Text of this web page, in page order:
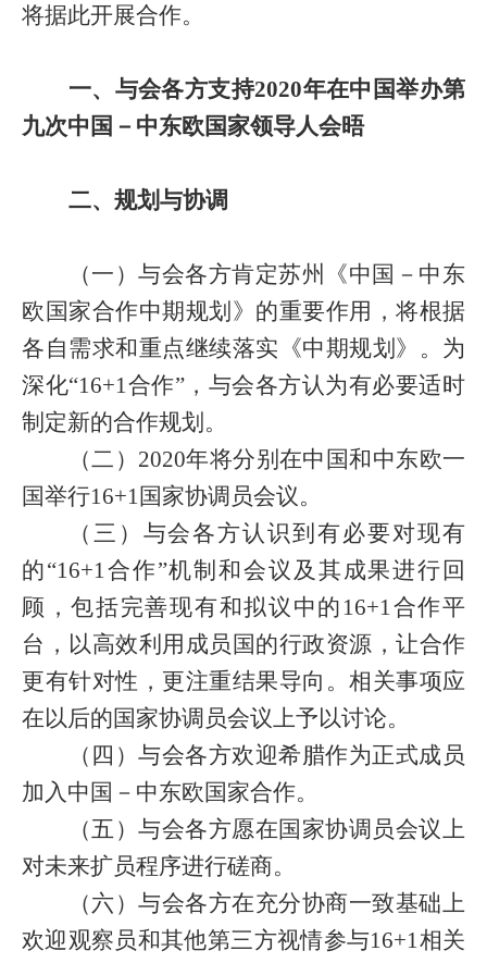
将据此开展合作。
一、与会各方支持2020年在中国举办第
九次中国－中东欧国家领导人会晤
二、规划与协调
（一）与会各方肯定苏州《中国－中东
欧国家合作中期规划》的重要作用，将根据
各自需求和重点继续落实《中期规划》。为
深化“16+1合作”，与会各方认为有必要适时
制定新的合作规划。
（二） 2020年将分别在中国和中东欧一
国举行16+1国家协调员会议。
（三）与会各方认识到有必要对现有
的“16+1合作”机制和会议及其成果进行回
顾，包括完善现有和拟议中的 16+1合作平
台，以高效利用成员国的行政资源，让合作
更有针对性，更注重结果导向。相关事项应
在以后的国家协调员会议上予以讨论。
（四）与会各方欢迎希腊作为正式成员
加入中国－中东欧国家合作。
（五）与会各方愿在国家协调员会议上
对未来扩员程序进行磋商。
（六）与会各方在充分协商一致基础上
欢迎观察员和其他第三方视情参与16+1相关